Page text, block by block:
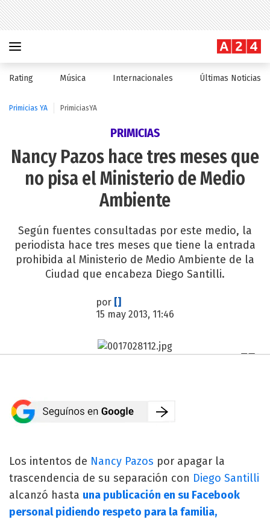
Rating Música Internacionales Últimas Noticias
Primicias YA PrimiciasYA
PRIMICIAS
Nancy Pazos hace tres meses que
no pisa el Ministerio de Medio
Ambiente
Según fuentes consultadas por este medio, la
periodista hace tres meses que tiene la entrada
prohibida al Ministerio de Medio Ambiente de la
Ciudad que encabeza Diego Santilli.
por []
15 may 2013, 11:46
Los intentos de Nancy Pazos por apagar la
trascendencia de su separación con Diego Santilli
alcanzó hasta una publicación en su Facebook
personal pidiendo respeto para la familia,